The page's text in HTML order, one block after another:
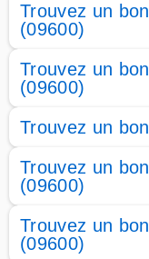
Trouvez un
(09600)
Trouvez un
(09600)
Trouvez un
Trouvez un
(09600)
Trouvez un
(09600)